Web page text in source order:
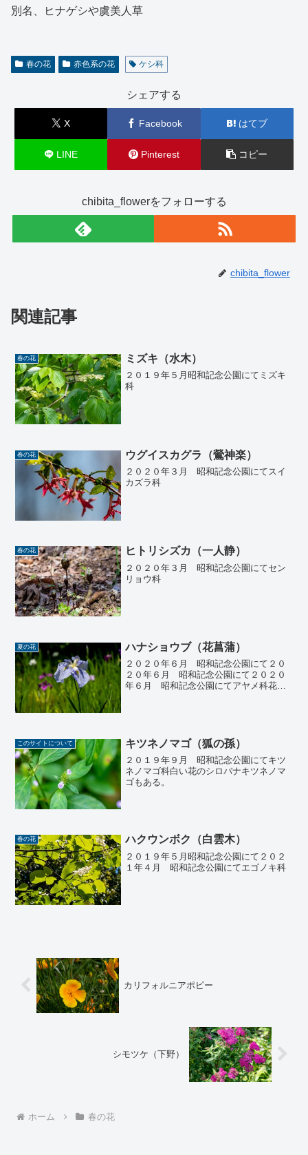
別名、ヒナゲシや虞美人草
春の花 赤色系の花 ケシ科
シェアする
X Facebook はてブ
LINE Pinterest コピー
chibita_flowerをフォローする
chibita_flower
関連記事
春の花 ミズキ（水木）
２０１９年５月昭和記念公園にてミズキ
科
春の花 ウグイスカグラ（鶯神楽）
２０２０年３月 昭和記念公園にてスイ
カズラ科
春の花 ヒトリシズカ（一人静）
２０２０年３月 昭和記念公園にてセン
リョウ科
夏の花 ハナショウブ（花菖蒲）
２０２０年６月 昭和記念公園にて２０
２０年６月 昭和記念公園にて２０２０
年６月 昭和記念公園にてアヤメ科花の
このサイトについて キツネノマゴ（狐の孫）
２０１９年９月 昭和記念公園にてキツ
ネノマゴ科白い花のシロバナキツネノマ
ゴもある。
春の花 ハクウンボク（白雲木）
２０１９年５月昭和記念公園にて２０２
１年４月 昭和記念公園にてエゴノキ科
カリフォルニアポピー
シモツケ（下野）
ホーム 春の花